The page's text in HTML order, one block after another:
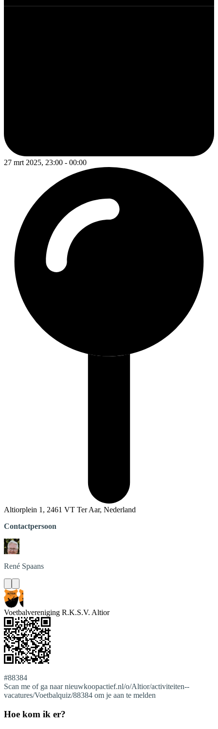
27 mrt 2025, 23:00 - 00:00
Altiorplein 1, 2461 VT Ter Aar, Nederland
Contactpersoon
René Spaans
Voetbalvereniging R.K.S.V. Altior
#88384
Scan me of ga naar nieuwkoopactief.nl/o/Altior/activiteiten--
vacatures/Voetbalquiz/88384 om je aan te melden
Hoe kom ik er?